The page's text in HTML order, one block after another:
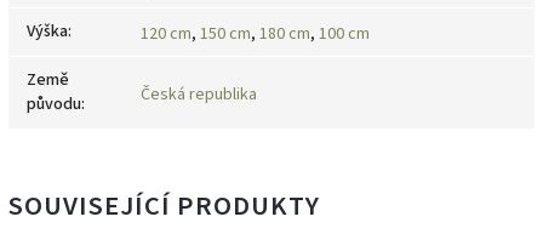
Výška: 120 cm, 150 cm, 180 cm, 100 cm
Země
původu: Česká republika
SOUVISEJÍCÍ PRODUKTY